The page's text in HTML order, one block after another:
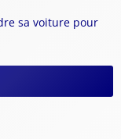
sa voiture pour